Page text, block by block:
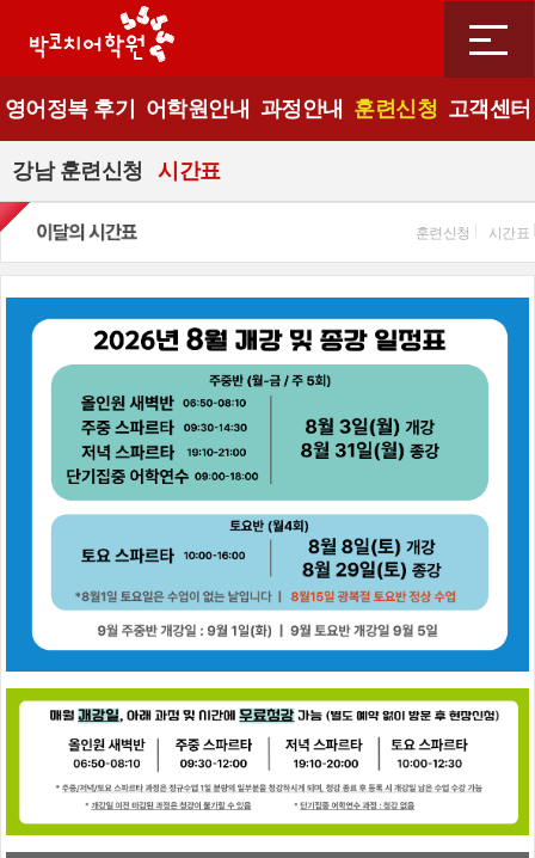
영어정복 후기 어학원안내 과정안내 훈련신청 고객센터
강남 훈련신청 시간표
훈련신청 시간표